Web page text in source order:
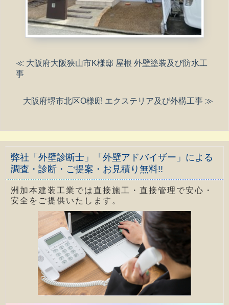
≪ 大阪府大阪狭山市K様邸 屋根 外壁塗装及び防水工
事
大阪府堺市北区O様邸 エクステリア及び外構工事 ≫
弊社「外壁診断士」「外壁アドバイザー」による
調査・診断・ご提案・お見積り無料!!
洲加本建装工業では直接施工・直接管理で安心・
安全をご提供いたします。